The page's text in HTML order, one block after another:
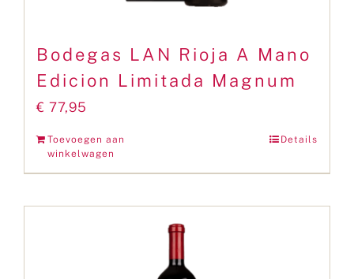
Bodegas LAN Rioja A Mano
Edicion Limitada Magnum
€ 77,95
Toevoegen aan
winkelwagen
Details